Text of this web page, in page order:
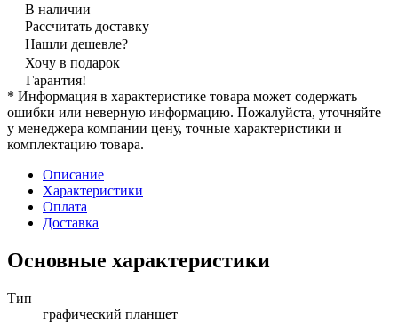
В наличии
Рассчитать доставку
Нашли дешевле?
Хочу в подарок
Гарантия!
* Информация в характеристике товара может содержать
ошибки или неверную информацию. Пожалуйста, уточняйте
у менеджера компании цену, точные характеристики и
комплектацию товара.
Описание
Характеристики
Оплата
Доставка
Основные характеристики
Тип
графический планшет